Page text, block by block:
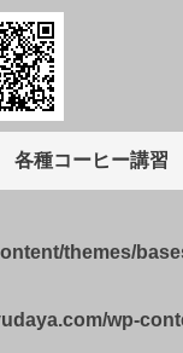
各種コーヒー講習
themes/
wp-